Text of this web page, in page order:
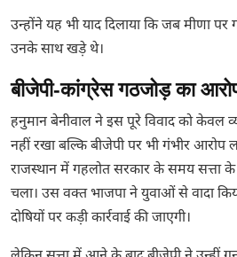
उन्होंने यह भी याद दिलाया कि जब मीणा
उनके साथ खड़े थे।
बीजेपी-कांग्रेस गठजोड़ का
हनुमान बेनीवाल ने इस पूरे विवाद को केवल
नहीं रखा बल्कि बीजेपी पर भी गंभीर आरोप
राजस्थान में गहलोत सरकार के समय सत्ता
चला। उस वक्त भाजपा ने युवाओं से वादा
दोषियों पर कड़ी कार्रवाई की जाएगी।